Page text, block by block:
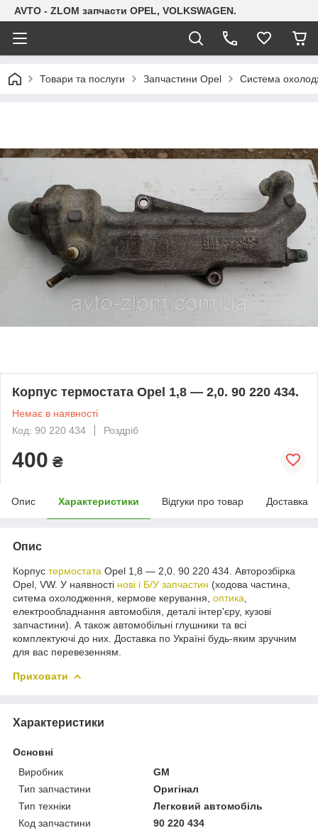
AVTO - ZLOM запчасти OPEL, VOLKSWAGEN.
Товари та послуги Запчастини Opel Система
Корпус термостата Opel 1,8 — 2,0. 90 220 434.
Немає в наявності
Код: 90 220 434
Роздріб
400 ₴
Опис Характеристики Відгуки про товар Доставка
Опис
Корпус термостата Opel 1,8 — 2,0. 90 220 434. Авторозбірка
Opel, VW. У наявності нові і Б/У запчастин (ходова частина,
ситема охолодження, кермове керування, оптика
електрообладнання автомобіля, деталі інтер'єру, кузові
запчастини). А також автомобільні глушники та всі
комплектуючі до них. Доставка по Україні будь-яким зручним
для вас перевезенням.
Приховати
Характеристики
Основні
Виробник
GM
Тип запчастини
Оригінал
Тип техніки
Легковий автомобіль
Код запчастини
90 220 434